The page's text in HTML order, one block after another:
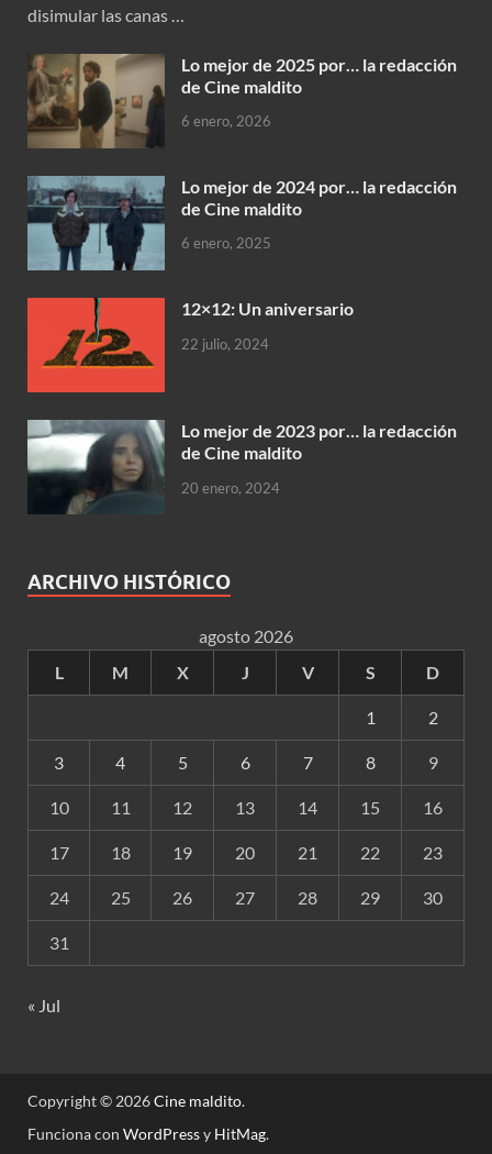
disimular las canas …
Lo mejor de 2025 por… la redacción
de Cine maldito
6 enero, 2026
Lo mejor de 2024 por… la redacción
de Cine maldito
6 enero, 2025
12×12: Un aniversario
22 julio, 2024
Lo mejor de 2023 por… la redacción
de Cine maldito
20 enero, 2024
ARCHIVO HISTÓRICO
agosto 2026
L
M X J V S D
1 2
3 4 5 6 7 8 9
10 11 12 13 14 15 16
17 18 19 20 21 22 23
24 25 26 27 28 29 30
31
« Jul
Copyright © 2026Cine maldito.
Funciona con WordPressy HitMag.